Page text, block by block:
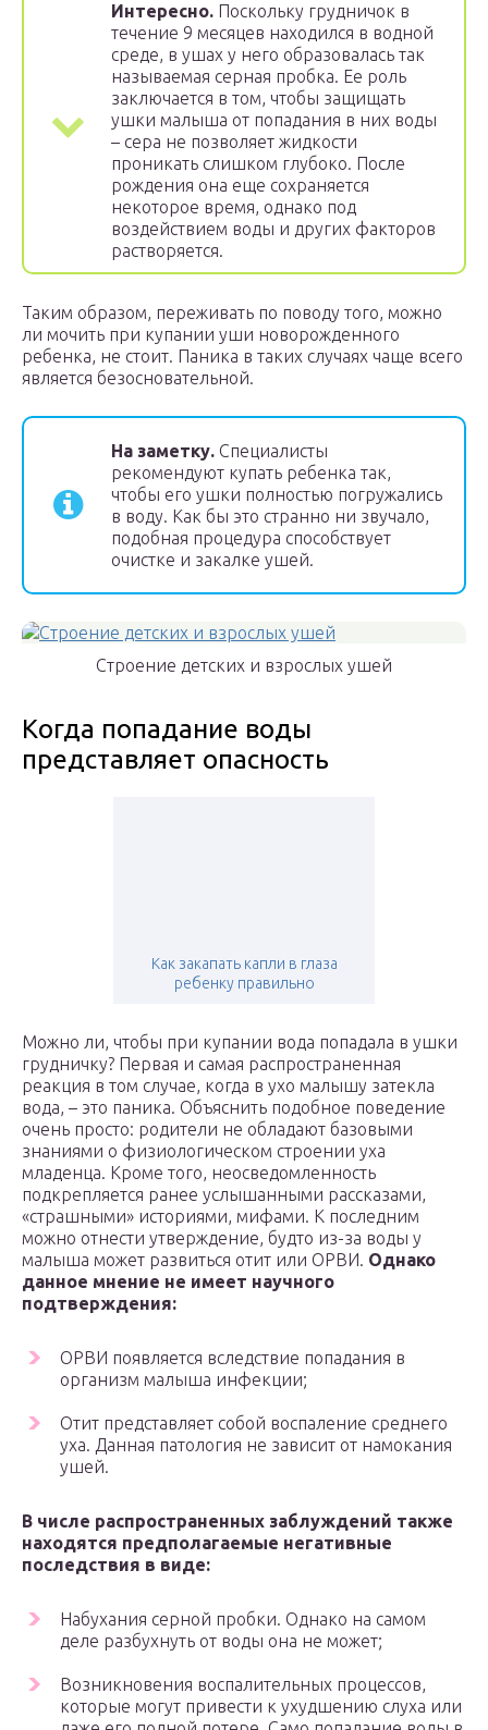
Интересно. Поскольку грудничок в
течение 9 месяцев находился в водной
среде, в ушах у него образовалась так
называемая серная пробка. Ее роль
заключается в том, чтобы защищать
ушки малыша от попадания в них воды
– сера не позволяет жидкости
проникать слишком глубоко. После
рождения она еще сохраняется
некоторое время, однако под
воздействием воды и других факторов
растворяется.
Таким образом, переживать по поводу того, можно
ли мочить при купании уши новорожденного
ребенка, не стоит. Паника в таких случаях чаще всего
является безосновательной.
На заметку. Специалисты
рекомендуют купать ребенка так,
чтобы его ушки полностью погружались
в воду. Как бы это странно ни звучало,
подобная процедура способствует
очистке и закалке ушей.
Строение детских и взрослых ушей
Когда попадание воды
представляет опасность
Как закапать капли в глаза
ребенку правильно
Можно ли, чтобы при купании вода попадала в ушки
грудничку? Первая и самая распространенная
реакция в том случае, когда в ухо малышу затекла
вода, – это паника. Объяснить подобное поведение
очень просто: родители не обладают базовыми
знаниями о физиологическом строении уха
младенца. Кроме того, неосведомленность
подкрепляется ранее услышанными рассказами,
«страшными» историями, мифами. К последним
можно отнести утверждение, будто из-за воды у
малыша может развиться отит или ОРВИ. Однако
данное мнение не имеет научного
подтверждения:
ОРВИ появляется вследствие попадания в
организм малыша инфекции;
Отит представляет собой воспаление среднего
уха. Данная патология не зависит от намокания
ушей.
В числе распространенных заблуждений также
находятся предполагаемые негативные
последствия в виде:
Набухания серной пробки. Однако на самом
деле разбухнуть от воды она не может;
Возникновения воспалительных процессов,
которые могут привести к ухудшению слуха или